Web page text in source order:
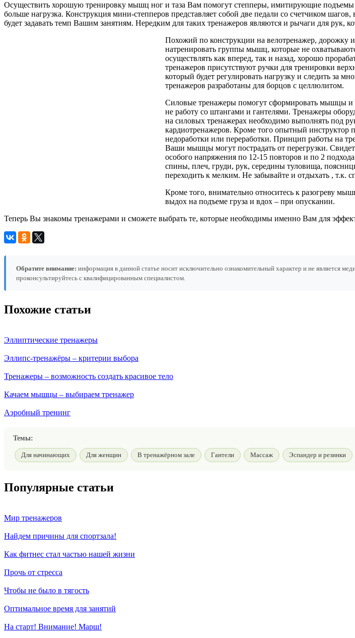
Осуществить хорошую тренировку мышц ног и таза Вам помогут степперы, имитирующие
больше нагрузка. Конструкция мини-степперов представляет собой две педали со счетчиком
будет задавать темп Вашим занятиям. Нередким для таких тренажеров являются и рычаги для рук,
Похожий по конструкции на велотренажер, дорожку
натренировать группы мышц, которые не
осуществлять как вперед, так и назад, хорошо
тренажеров присутствуют ручки для тренировки
который будет регулировать нагрузку и следить
тренажеров разработаны для борцов с целлюлитом.
Силовые тренажеры помогут сформировать мышцы и
не работу со штангами и гантелями. Тренажеры
на силовых тренажерах необходимо выполнять под
кардиотренажеров. Кроме того опытный
недоработки или переработки. Принцип работы на
Ваши мышцы могут пострадать от перегрузки.
особого напряжения по 12-15 повторов и по 2
спины, плеч, груди, рук, середины туловища,
переходить к мелким. Не забывайте и отдыхать , т.к.
Кроме того, внимательно относитесь к разогреву
выдох на подъеме груза и вдох – при опускании.
Теперь Вы знакомы тренажерами и сможете выбрать те, которые необходимы именно Вам для
Обратите внимание: информация в данной статье носит исключительно ознакомительный характер и не является
проконсультируйтесь с квалифицированным специалистом.
Похожие статьи
Эллиптические тренажеры
Эллипс-тренажёры – критерии выбора
Тренажеры – возможность создать красивое тело
Качаем мышцы – выбираем тренажер
Аэробный тренинг
Темы:
Для начинающих Для женщин В тренажёрном зале Гантели Массаж Эспандер и резинки
Популярные статьи
Мир тренажеров
Найдем причины для спортзала!
Как фитнес стал частью нашей жизни
Прочь от стресса
Чтобы не было в тягость
Оптимальное время для занятий
На старт! Внимание! Марш!